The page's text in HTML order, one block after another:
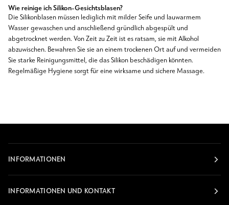
Wie reinige ich Silikon-Gesichtsblasen?
Die Silikonblasen müssen lediglich mit milder Seife und lauwarmem
Wasser gewaschen und anschließend gründlich abgespült und
abgetrocknet werden. Von Zeit zu Zeit ist es ratsam, sie mit Alkohol
abzuwischen. Bewahren Sie sie an einem trockenen Ort auf und vermeiden
Sie starke Reinigungsmittel, die das Silikon beschädigen könnten.
Regelmäßige Hygiene sorgt für eine wirksame und sichere Massage.
INFORMATIONEN
INFORMATIONEN UND KONTAKT